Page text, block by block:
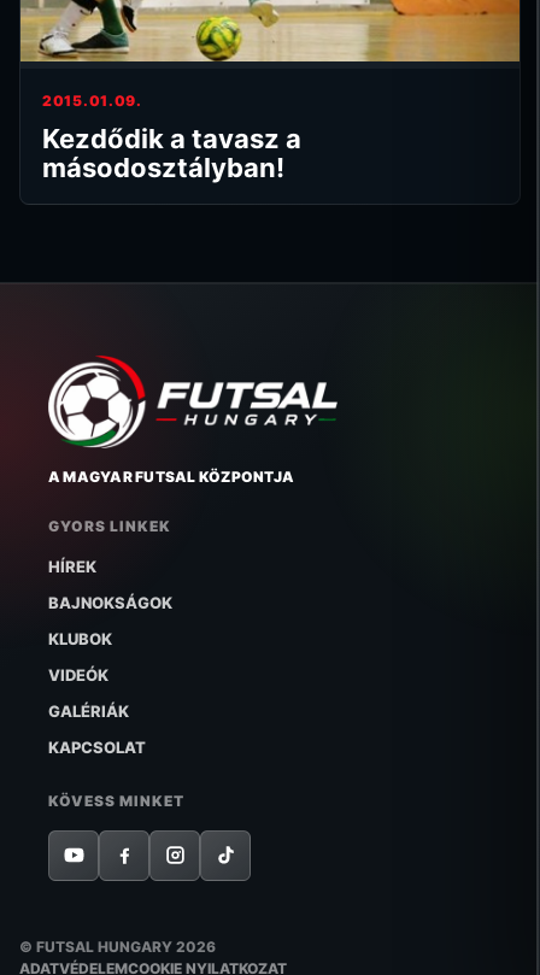
2015.01.09.
Kezdődik a tavasz a
másodosztályban!
A MAGYAR FUTSAL KÖZPONTJA
GYORS LINKEK
HÍREK
BAJNOKSÁGOK
KLUBOK
VIDEÓK
GALÉRIÁK
KAPCSOLAT
KÖVESS MINKET
© FUTSAL HUNGARY 2026
ADATVÉDELEMCOOKIE NYILATKOZAT